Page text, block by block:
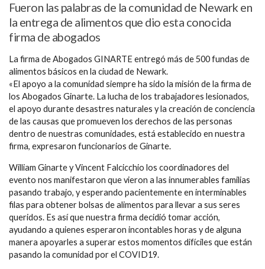
Fueron las palabras de la comunidad de Newark en
la entrega de alimentos que dio esta conocida
firma de abogados
La firma de Abogados GINARTE entregó más de 500 fundas de
alimentos básicos en la ciudad de Newark.
«El apoyo a la comunidad siempre ha sido la misión de la firma de
los Abogados Ginarte. La lucha de los trabajadores lesionados,
el apoyo durante desastres naturales y la creación de conciencia
de las causas que promueven los derechos de las personas
dentro de nuestras comunidades, está establecido en nuestra
firma, expresaron funcionarios de Ginarte.
William Ginarte y Vincent Falcicchio los coordinadores del
evento nos manifestaron que vieron a las innumerables familias
pasando trabajo, y esperando pacientemente en interminables
filas para obtener bolsas de alimentos para llevar a sus seres
queridos. Es así que nuestra firma decidió tomar acción,
ayudando a quienes esperaron incontables horas y de alguna
manera apoyarles a superar estos momentos difíciles que están
pasando la comunidad por el COVID19.